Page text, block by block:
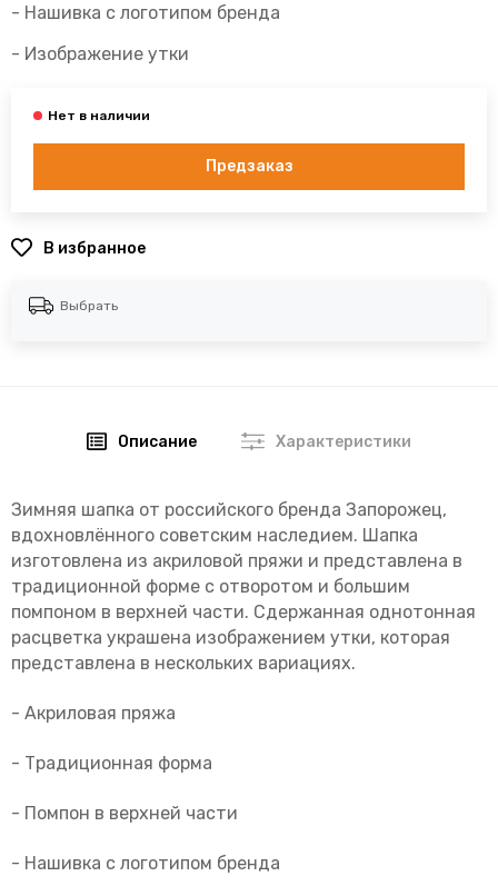
- Нашивка с логотипом бренда
- Изображение утки
Предзаказ
В избранное
Выбрать
Описание Характеристики
Зимняя шапка от российского бренда Запорожец,
вдохновлённого советским наследием. Шапка
изготовлена из акриловой пряжи и представлена в
традиционной форме с отворотом и большим
помпоном в верхней части. Сдержанная однотонная
расцветка украшена изображением утки, которая
представлена в нескольких вариациях.
- Акриловая пряжа
- Традиционная форма
- Помпон в верхней части
- Нашивка с логотипом бренда